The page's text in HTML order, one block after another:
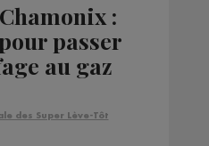
:
passer
au gaz
des Super Lève-Tôt